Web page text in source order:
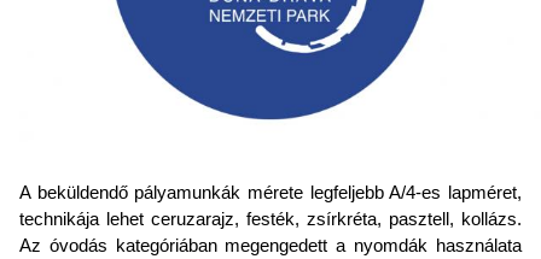
A beküldendő pályamunkák mérete legfeljebb A/4-es lapméret,
technikája lehet ceruzarajz, festék, zsírkréta, pasztell, kollázs.
Az óvodás kategóriában megengedett a nyomdák használata